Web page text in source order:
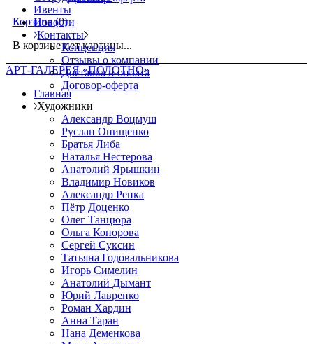
Корзина (0)
В корзине нет картины...
АРТ-ГАЛЕРЕЯ «ПОЛОТНО»
Главная
Художники
Александр Воцмуш
Руслан Онищенко
Братья Либа
Наталья Нестерова
Анатолий Ярышкин
Владимир Новиков
Александр Репка
Пётр Доценко
Олег Танцюра
Ольга Конорова
Сергей Суксин
Татьяна Годовальникова
Игорь Симелин
Анатолий Дымант
Юрий Лавренко
Роман Хардин
Анна Таран
Нана Деменкова
Ивенты
Новости
Контакты
Концепция
Отзывы о компании
Доставка и оплата
Договор-оферта